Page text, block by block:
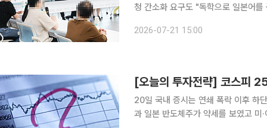
청 간소화 요구도 "독학으로 일본어를 공부하던 딸에게 화상 수업이라도 시켜줄 수 있게 됐어요.“
렇게 말했다. 정부가 비양육 부모를
2026-07-21 15:00
20일 국내 증시는 연쇄 폭락 이후 하
과 일본 반도체주가 약세를 보였고 미